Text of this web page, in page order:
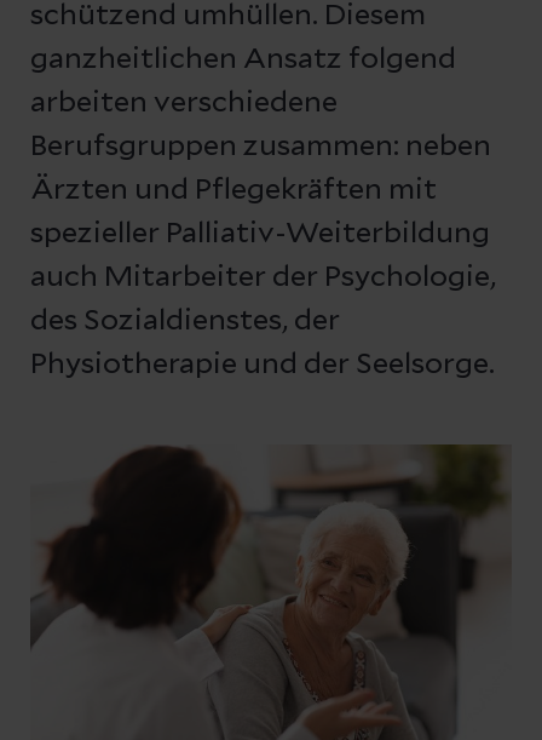
schützend umhüllen. Diesem
ganzheitlichen Ansatz folgend
arbeiten verschiedene
Berufsgruppen zusammen: neben
Ärzten und Pflegekräften mit
spezieller Palliativ-Weiterbildung
auch Mitarbeiter der Psychologie,
des Sozialdienstes, der
Physiotherapie und der Seelsorge.